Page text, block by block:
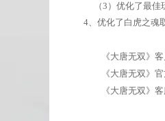
（3）优化了最佳
4、优化了白虎之魂
《大唐无双》客
《大唐无双》官
《大唐无双》客